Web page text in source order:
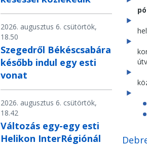
2026. augusztus 6. csütörtök,
18.50
Szegedről Békéscsabára
később indul egy esti
vonat
2026. augusztus 6. csütörtök,
18.42
Változás egy-egy esti
Helikon InterRégiónál